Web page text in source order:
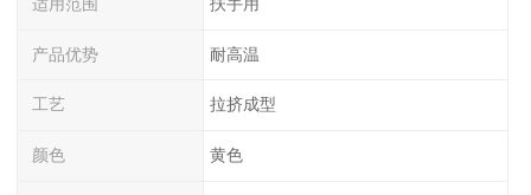
产品优势 耐高温
工艺 拉挤成型
颜色 黄色